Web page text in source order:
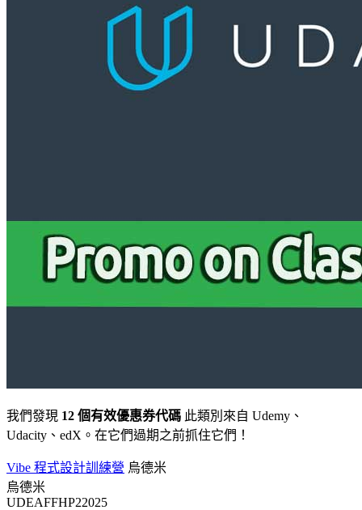
我們發現 12 個有效優惠券代碼 此類別來自 Udemy、
Udacity、edX。在它們過期之前抓住它們！
Vibe 程式設計訓練營 烏德米
烏德米
UDEAFFHP22025